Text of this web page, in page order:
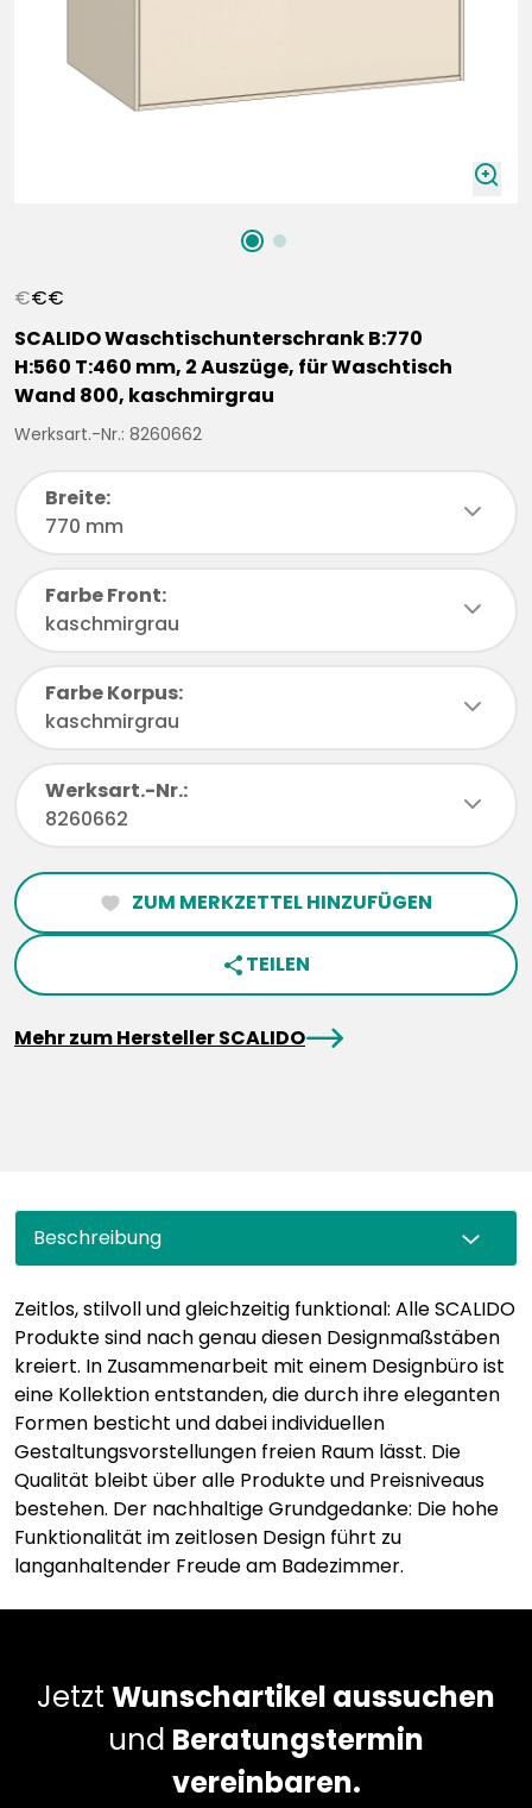
zoomIn
€€€
SCALIDO Waschtischunterschrank B:770
H:560 T:460 mm, 2 Auszüge, für Waschtisch
Wand 800, kaschmirgrau
Werksart.-Nr.: 8260662
Breite:
770 mm
chevronDown
Farbe Front:
kaschmirgrau
chevronDown
Farbe Korpus:
kaschmirgrau
chevronDown
Werksart.-Nr.:
8260662
chevronDown
heartFilled ZUM MERKZETTEL HINZUFÜGEN
share TEILEN
Mehr zum Hersteller SCALIDOarrowRight
Beschreibung
Zeitlos, stilvoll und gleichzeitig funktional: Alle SCALIDO
Produkte sind nach genau diesen Designmaßstäben
kreiert. In Zusammenarbeit mit einem Designbüro ist
eine Kollektion entstanden, die durch ihre eleganten
Formen besticht und dabei individuellen
Gestaltungsvorstellungen freien Raum lässt. Die
Qualität bleibt über alle Produkte und Preisniveaus
bestehen. Der nachhaltige Grundgedanke: Die hohe
Funktionalität im zeitlosen Design führt zu
langanhaltender Freude am Badezimmer.
Jetzt Wunschartikel aussuchen
und Beratungstermin
vereinbaren.